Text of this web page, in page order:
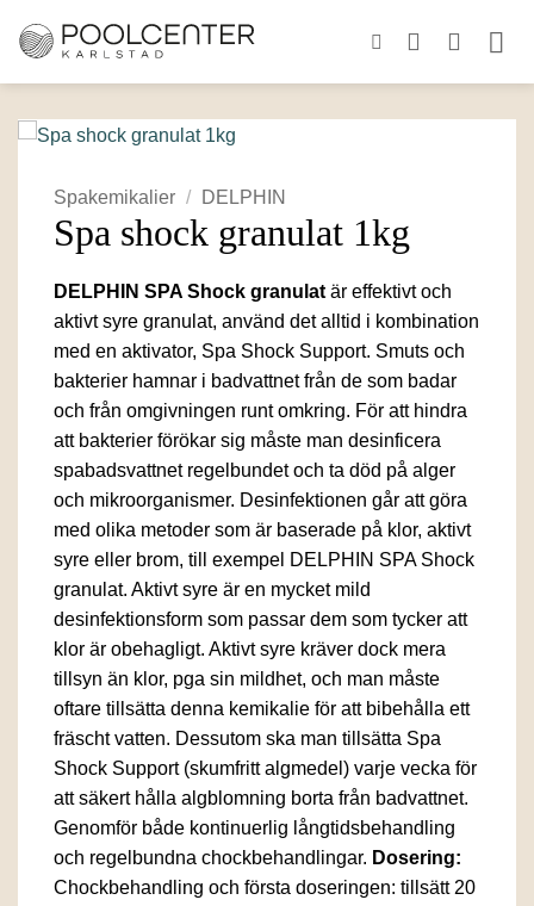
Spakemikalier / DELPHIN
Spa shock granulat 1kg
DELPHIN SPA Shock granulat är effektivt och
aktivt syre granulat, använd det alltid i kombination
med en aktivator, Spa Shock Support. Smuts och
bakterier hamnar i badvattnet från de som badar
och från omgivningen runt omkring. För att hindra
att bakterier förökar sig måste man desinficera
spabadsvattnet regelbundet och ta död på alger
och mikroorganismer. Desinfektionen går att göra
med olika metoder som är baserade på klor, aktivt
syre eller brom, till exempel DELPHIN SPA Shock
granulat. Aktivt syre är en mycket mild
desinfektionsform som passar dem som tycker att
klor är obehagligt. Aktivt syre kräver dock mera
tillsyn än klor, pga sin mildhet, och man måste
oftare tillsätta denna kemikalie för att bibehålla ett
fräscht vatten. Dessutom ska man tillsätta Spa
Shock Support (skumfritt algmedel) varje vecka för
att säkert hålla algblomning borta från badvattnet.
Genomför både kontinuerlig långtidsbehandling
och regelbundna chockbehandlingar. Dosering:
Chockbehandling och första doseringen: tillsätt 20